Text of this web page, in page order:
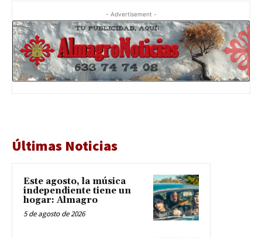
- Advertisement -
Últimas Noticias
Este agosto, la música
independiente tiene un
hogar: Almagro
5 de agosto de 2026